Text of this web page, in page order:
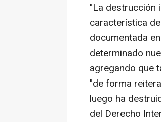
"La destrucción
característica
documentada
determinado
agregando que
"de forma
luego ha
del Derecho